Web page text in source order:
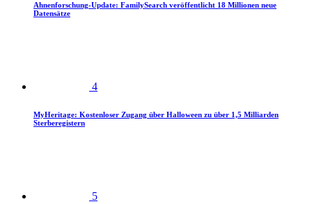
Ahnenforschung-Update: FamilySearch veröffentlicht 18 Millionen neue
Datensätze
4
MyHeritage: Kostenloser Zugang über Halloween zu über 1,5 Milliarden
Sterberegistern
5